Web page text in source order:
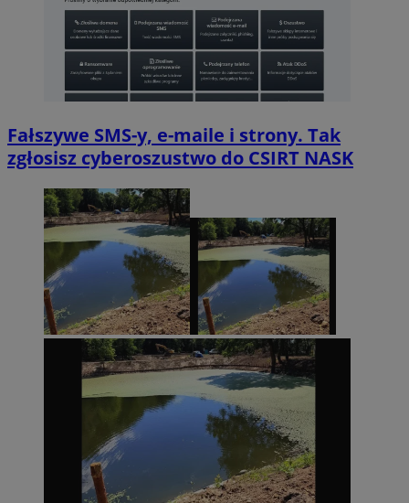
Fałszywe SMS-y, e-maile i strony. Tak
zgłosisz cyberoszustwo do CSIRT NASK